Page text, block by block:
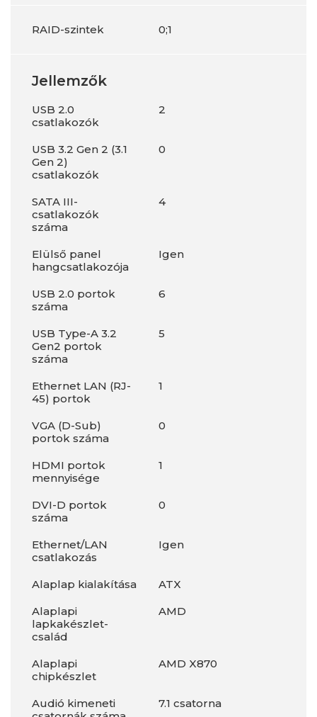
RAID-szintek 0;1
Jellemzők
USB 2.0
csatlakozók
2
USB 3.2 Gen 2 (3.1
Gen 2)
csatlakozók
0
SATA III-
csatlakozók
száma
4
Elülső panel
hangcsatlakozója
Igen
USB 2.0 portok
száma
6
USB Type-A 3.2
Gen2 portok
száma
5
Ethernet LAN (RJ-
45) portok
1
VGA (D-Sub)
portok száma
0
HDMI portok
mennyisége
1
DVI-D portok
száma
0
Ethernet/LAN
csatlakozás
Igen
Alaplap kialakítása
ATX
Alaplapi
lapkakészlet-
család
AMD
Alaplapi
chipkészlet
AMD X870
Audió kimeneti
7.1 csatorna